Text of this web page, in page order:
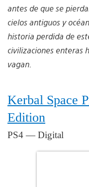
antes de que se
cielos antiguos y
historia perdida de
civilizaciones enteras
vagan.
Kerbal Space
Edition
PS4 — Digital